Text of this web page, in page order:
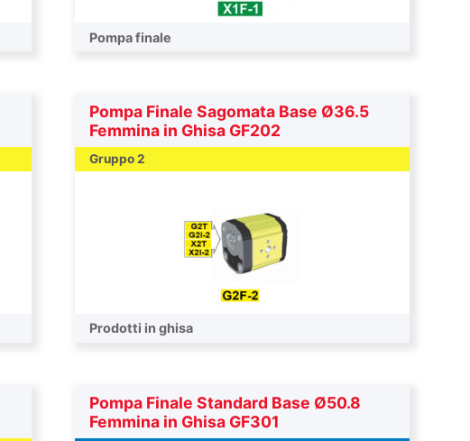
Pompa finale
Pompa Finale Sagomata Base Ø36.5
Femmina in Ghisa GF202
Gruppo 2
Pompa finale
Prodotti in ghisa
Pompa Finale Standard Base Ø50.8
Femmina in Ghisa GF301